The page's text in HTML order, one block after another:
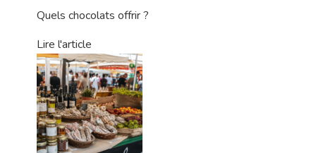
Quels chocolats offrir ?
Lire l'article